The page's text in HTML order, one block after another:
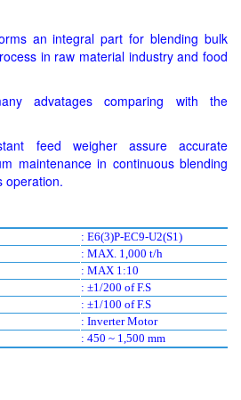
an integral part for blending bulk
in raw material industry and food
advatages comparing with the
feed weigher assure accurate
maintenance in continuous blending
operation.
: E6(3)P-EC9-U2(S1)
: MAX. 1,000 t/h
: MAX 1:10
: ±1/200 of F.S
: ±1/100 of F.S
: Inverter Motor
: 450 ~ 1,500 mm